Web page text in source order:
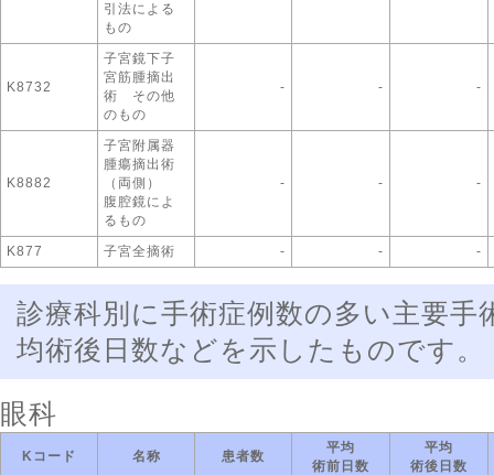
引法による
もの
K8732
子宮鏡下子
宮筋腫摘出
術 その他
のもの
- - -
K8882
子宮附属器
腫瘍摘出術
（両側）
腹腔鏡によ
るもの
- - -
K877 子宮全摘術 - - -
診療科別に手術症例数の多い主要手
均術後日数などを示したものです。
眼科
Kコード 名称 患者数
平均
術前日数
平均
術後日数